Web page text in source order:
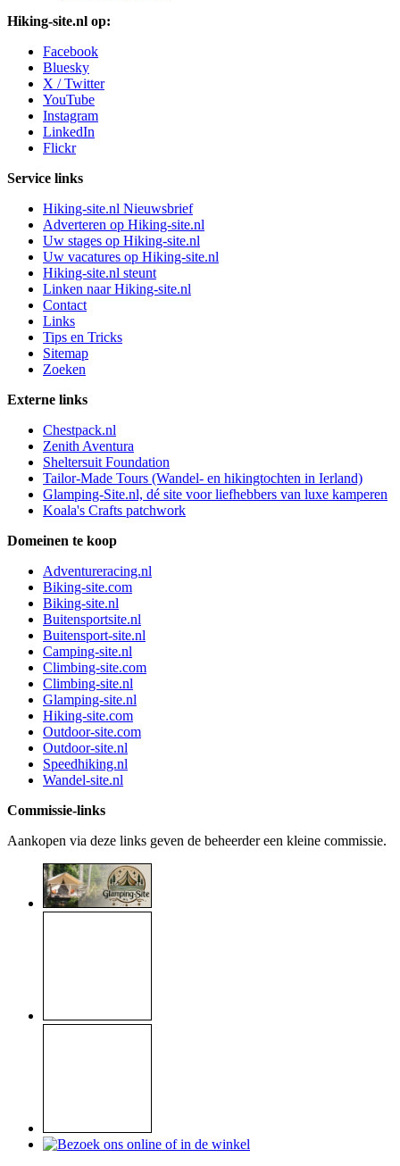
Hiking-site.nl op:
Facebook
Bluesky
X / Twitter
YouTube
Instagram
LinkedIn
Flickr
Service links
Hiking-site.nl Nieuwsbrief
Adverteren op Hiking-site.nl
Uw stages op Hiking-site.nl
Uw vacatures op Hiking-site.nl
Hiking-site.nl steunt
Linken naar Hiking-site.nl
Contact
Links
Tips en Tricks
Sitemap
Zoeken
Externe links
Chestpack.nl
Zenith Aventura
Sheltersuit Foundation
Tailor-Made Tours (Wandel- en hikingtochten in Ierland)
Glamping-Site.nl, dé site voor liefhebbers van luxe kamperen
Koala's Crafts patchwork
Domeinen te koop
Adventureracing.nl
Biking-site.com
Biking-site.nl
Buitensportsite.nl
Buitensport-site.nl
Camping-site.nl
Climbing-site.com
Climbing-site.nl
Glamping-site.nl
Hiking-site.com
Outdoor-site.com
Outdoor-site.nl
Speedhiking.nl
Wandel-site.nl
Commissie-links
Aankopen via deze links geven de beheerder een kleine commissie.